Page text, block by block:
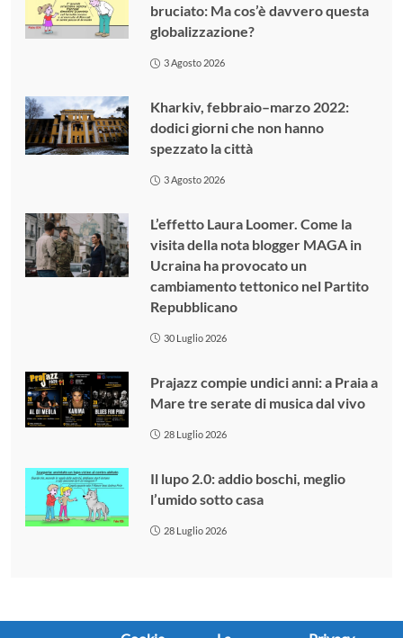
bruciato: Ma cos’è davvero questa
globalizzazione?
3 Agosto 2026
Kharkiv, febbraio–marzo 2022:
dodici giorni che non hanno
spezzato la città
3 Agosto 2026
L’effetto Laura Loomer. Come la
visita della nota blogger MAGA in
Ucraina ha provocato un
cambiamento tettonico nel Partito
Repubblicano
30 Luglio 2026
Prajazz compie undici anni: a Praia a
Mare tre serate di musica dal vivo
28 Luglio 2026
Il lupo 2.0: addio boschi, meglio
l’umido sotto casa
28 Luglio 2026